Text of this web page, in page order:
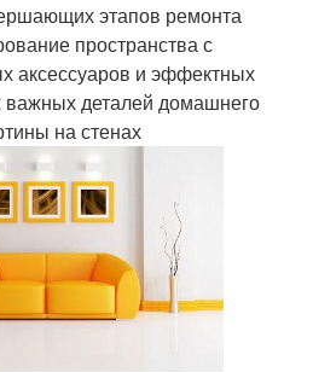
этапов ремонта
пространства с
аксессуаров и эффектных
важных деталей домашнего
на стенах